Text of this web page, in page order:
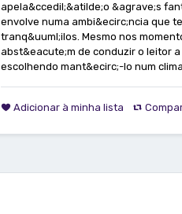
apela&ccedil;&atilde;o &agrave;s
envolve numa ambi&ecirc;ncia que
tranq&uuml;ilos. Mesmo nos
abst&eacute;m de conduzir o leitor
escolhendo mant&ecirc;-lo num
Adicionar à minha lista